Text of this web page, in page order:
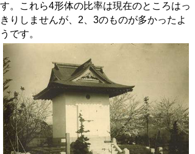
す。これら4形体の比率は現在のところはっ
きりしませんが、2、3のものが多かったよ
うです。